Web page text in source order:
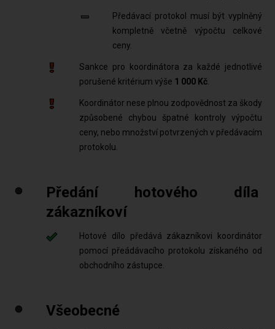
Předávací protokol musí být vyplněný
kompletně včetně výpočtu celkové
ceny.
Sankce pro koordinátora za každé jednotlivé
porušené kritérium výše 1 000 Kč
Koordinátor nese plnou zodpovědnost za škody
způsobené chybou špatné kontroly výpočtu
ceny, nebo množství potvrzených v předávacím
protokolu.
Předání hotového díla
zákazníkoví
Hotové dílo předává zákazníkovi koordinátor
pomocí přeádávacího protokolu získaného od
obchodního zástupce.
Všeobecné